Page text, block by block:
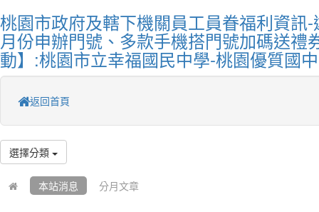
桃園市政府及轄下機關員工員眷福利資訊
月份申辦門號、多款手機搭門號加碼送禮
動】:桃園市立幸福國民中學-桃園優質國中
返回首頁
選擇分類
本站消息 分月文章